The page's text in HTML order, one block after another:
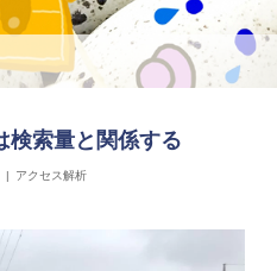
検索量と関係する
アクセス解析